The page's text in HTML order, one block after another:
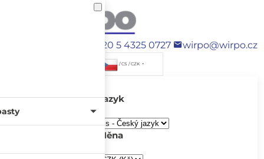
+420 5 4325 0727 wirpo@wirpo.cz
/ CS / CZK
Jazyk
Měna